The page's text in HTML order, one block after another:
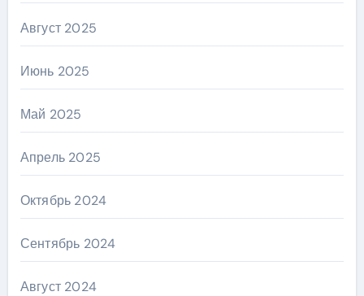
Август 2025
Июнь 2025
Май 2025
Апрель 2025
Октябрь 2024
Сентябрь 2024
Август 2024